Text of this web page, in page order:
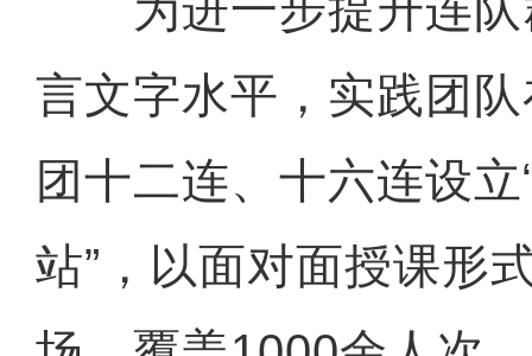
言文字水平，实践团
团十二连、十六连设
站”，以面对面授课形